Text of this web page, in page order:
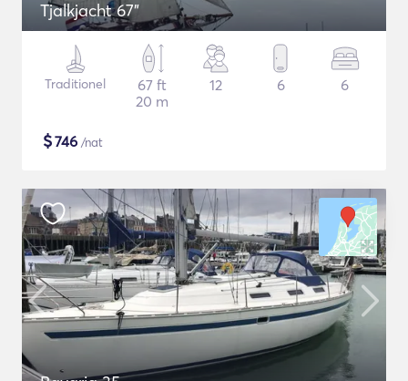
Tjalkjacht 67"
Traditionel
67 ft
20 m
12 6 6
$746 /nat